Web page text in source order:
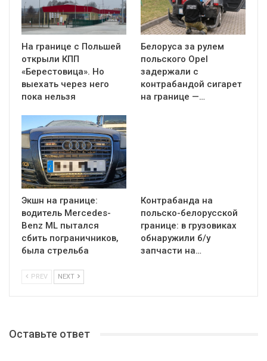
На границе с Польшей
открыли КПП
«Берестовица». Но
выехать через него
пока нельзя
Белоруса за рулем
польского Opel
задержали с
контрабандой сигарет
на границе —…
Экшн на границе:
водитель Mercedes-
Benz ML пытался
сбить пограничников,
была стрельба
Контрабанда на
польско-белорусской
границе: в грузовиках
обнаружили б/у
запчасти на…
PREV NEXT
Оставьте ответ